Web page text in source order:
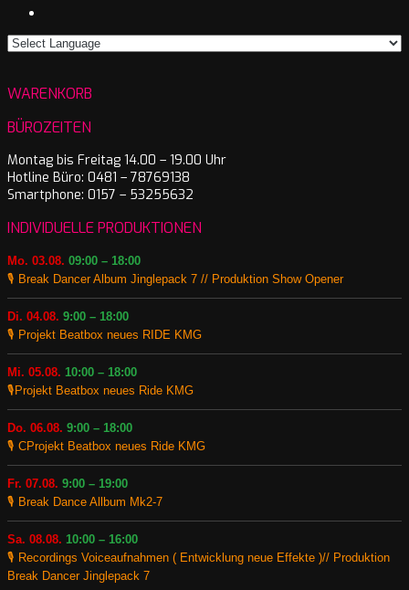
WARENKORB
BÜROZEITEN
Montag bis Freitag 14.00 – 19.00 Uhr
Hotline Büro: 0481 – 78769138
Smartphone: 0157 – 53255632
INDIVIDUELLE PRODUKTIONEN
Mo. 03.08. 09:00 – 18:00
🎙️ Break Dancer Album Jinglepack 7 // Produktion Show Opener
Di. 04.08. 9:00 – 18:00
🎙️ Projekt Beatbox neues RIDE KMG
Mi. 05.08. 10:00 – 18:00
🎙️Projekt Beatbox neues Ride KMG
Do. 06.08. 9:00 – 18:00
🎙️ CProjekt Beatbox neues Ride KMG
Fr. 07.08. 9:00 – 19:00
🎙️ Break Dance Allbum Mk2-7
Sa. 08.08. 10:00 – 16:00
🎙️ Recordings Voiceaufnahmen ( Entwicklung neue Effekte )// Produktion
Break Dancer Jinglepack 7